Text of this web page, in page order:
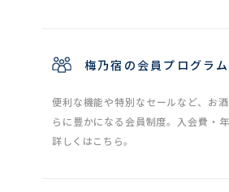
梅乃宿の会員プログラム
便利な機能や特別なセールなど、お
らに豊かになる会員制度。入会費・年
詳しくはこちら。